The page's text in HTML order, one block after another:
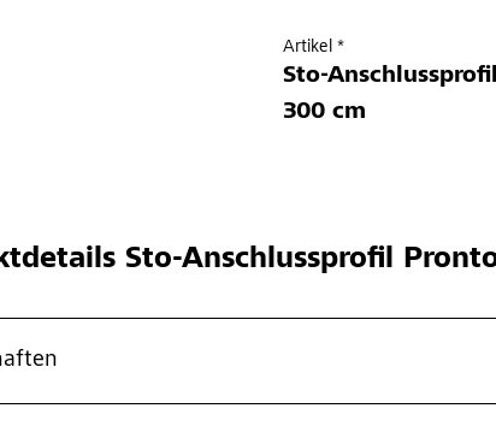
Artikel *
Sto-
300 cm
Sto-Anschlussprofil